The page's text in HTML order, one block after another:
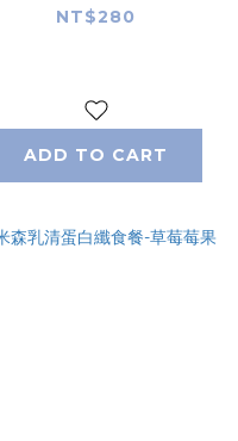
NT$280
ADD TO CART